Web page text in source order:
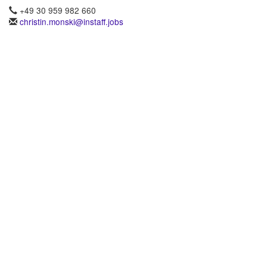
+49 30 959 982 660
christin.monski@instaff.jobs